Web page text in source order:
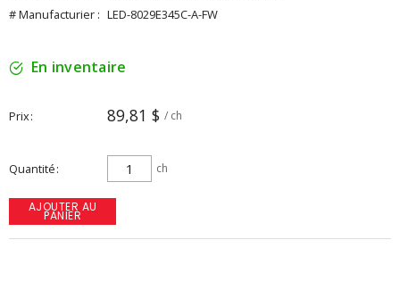
# Manufacturier : LED-8029E345C-A-FW
En inventaire
Prix 89,81 $ / ch
Quantité ch
AJOUTER AU
PANIER